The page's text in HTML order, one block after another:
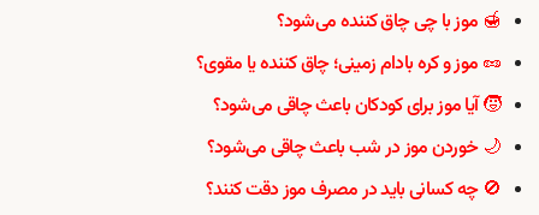
🍯 موز با چی چاق کننده می‌شود؟
🥜 موز و کره بادام زمینی؛ چاق کننده یا مقوی؟
🧒 آیا موز برای کودکان باعث چاقی می‌شود؟
🌙 خوردن موز در شب باعث چاقی می‌شود؟
🚫 چه کسانی باید در مصرف موز دقت کنند؟